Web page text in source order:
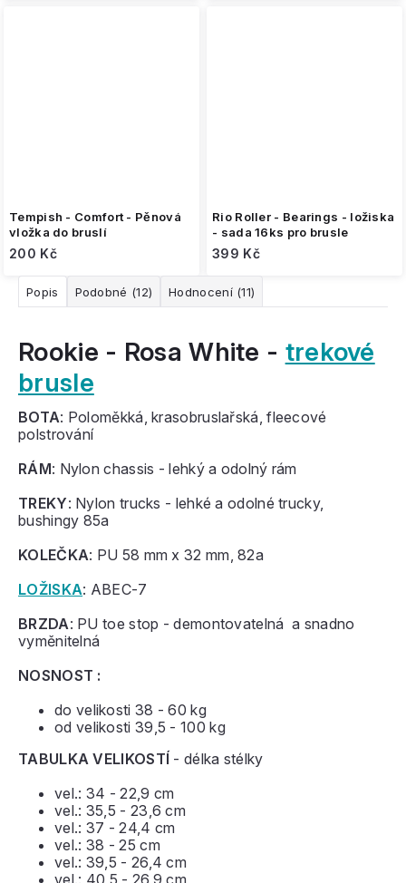
Tempish - Comfort - Pěnová
vložka do bruslí
200 Kč
Rio Roller - Bearings - ložiska
- sada 16ks pro brusle
399 Kč
Popis Podobné (12) Hodnocení (11)
Rookie - Rosa White - trekové
brusle
BOTA: Poloměkká, krasobruslařská, fleecové
polstrování
RÁM: Nylon chassis - lehký a odolný rám
TREKY: Nylon trucks - lehké a odolné trucky,
bushingy 85a
KOLEČKA: PU 58 mm x 32 mm, 82a
LOŽISKA: ABEC-7
BRZDA: PU toe stop - demontovatelná a snadno
vyměnitelná
NOSNOST :
do velikosti 38 - 60 kg
od velikosti 39,5 - 100 kg
TABULKA VELIKOSTÍ - délka stélky
vel.: 34 - 22,9 cm
vel.: 35,5 - 23,6 cm
vel.: 37 - 24,4 cm
vel.: 38 - 25 cm
vel.: 39,5 - 26,4 cm